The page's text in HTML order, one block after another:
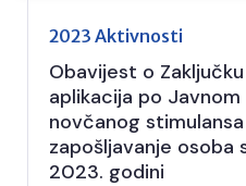
2023 Aktivnosti
Obavijest o
aplikacija po
novčanog
zapošljavanje osoba
2023. godini